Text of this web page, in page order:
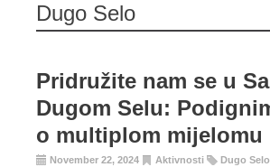
Dugo Selo
Pridružite nam se u
Dugom Selu:
o multiplom mijelomu
November 22, 2024 Aktivnosti Dugo Selo